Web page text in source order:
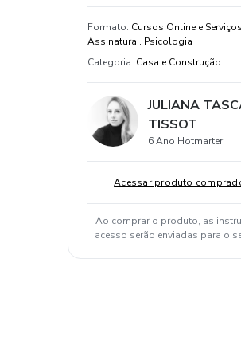
Formato: Cursos Online e
Assinatura . Psicologia
Categoria: Casa e Construção
JULIANA
TISSOT
6 Ano Hotmarter
Acessar produto
Ao comprar o produto, as
acesso serão enviadas para o